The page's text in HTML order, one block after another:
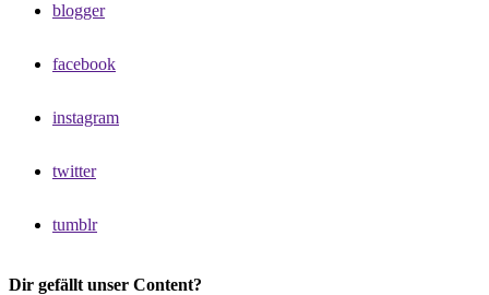
blogger
facebook
instagram
twitter
tumblr
Dir gefällt unser Content?